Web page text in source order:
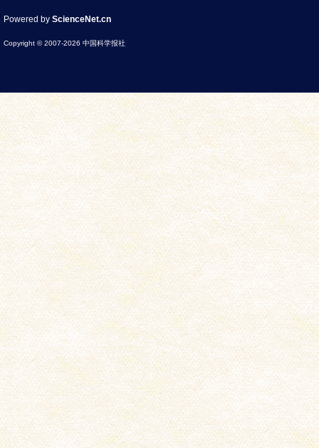
Powered by ScienceNet.cn
Copyright © 2007-2026 中国科学报社